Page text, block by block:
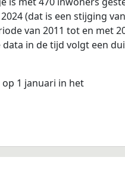
(dat is een stijging van
van 2011 tot en met
data in de tijd volgt een
1 januari in het